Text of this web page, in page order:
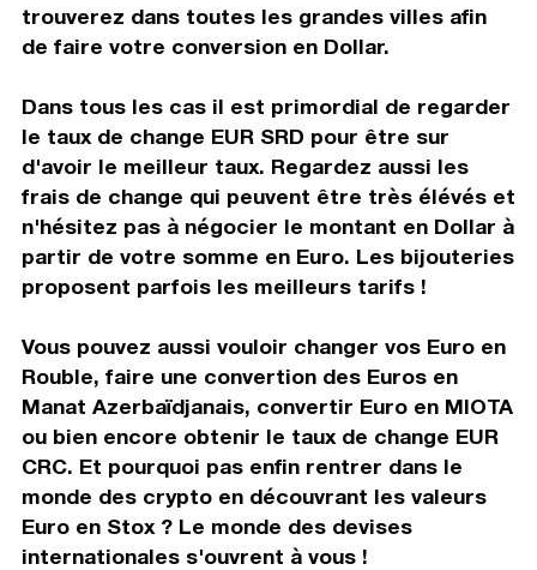
trouverez dans toutes les grandes villes afin
de faire votre conversion en Dollar.
Dans tous les cas il est primordial de regarder
le taux de change EUR SRD pour être sur
d'avoir le meilleur taux. Regardez aussi les
frais de change qui peuvent être très élévés et
n'hésitez pas à négocier le montant en Dollar à
partir de votre somme en Euro. Les bijouteries
proposent parfois les meilleurs tarifs !
Vous pouvez aussi vouloir changer vos Euro en
Rouble, faire une convertion des Euros en
Manat Azerbaïdjanais, convertir Euro en MIOTA
ou bien encore obtenir le taux de change EUR
CRC. Et pourquoi pas enfin rentrer dans le
monde des crypto en découvrant les valeurs
Euro en Stox ? Le monde des devises
internationales s'ouvrent à vous !